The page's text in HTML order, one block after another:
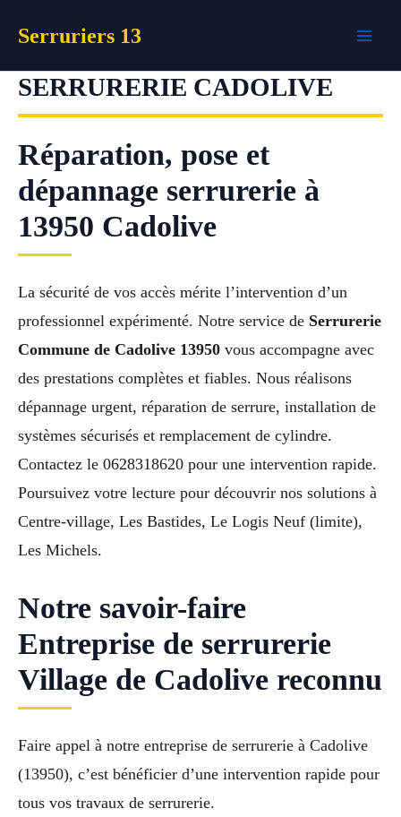
Serruriers 13
SERRURERIE CADOLIVE
Réparation, pose et
dépannage serrurerie à
13950 Cadolive
La sécurité de vos accès mérite l’intervention d’un
professionnel expérimenté. Notre service de Serrurerie
Commune de Cadolive 13950 vous accompagne avec
des prestations complètes et fiables. Nous réalisons
dépannage urgent, réparation de serrure, installation de
systèmes sécurisés et remplacement de cylindre.
Contactez le 0628318620 pour une intervention rapide.
Poursuivez votre lecture pour découvrir nos solutions à
Centre-village, Les Bastides, Le Logis Neuf (limite),
Les Michels.
Notre savoir-faire
Entreprise de serrurerie
Village de Cadolive reconnu
Faire appel à notre entreprise de serrurerie à Cadolive
(13950), c’est bénéficier d’une intervention rapide pour
tous vos travaux de serrurerie.